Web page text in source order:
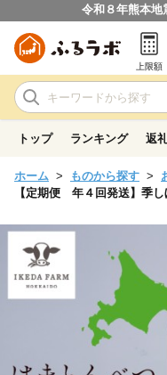
令和８年熊本地
上限額
トップ ランキング 返
ホーム ものから探す
【定期便 年４回発送】季